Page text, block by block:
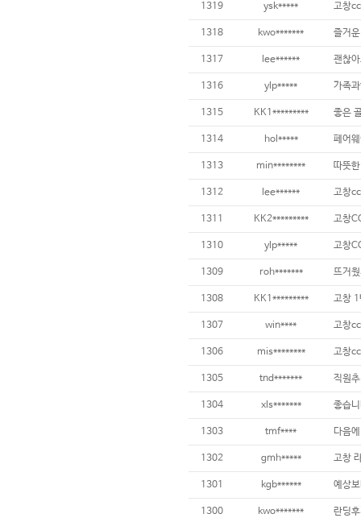
1319 ysk***** 고창
1318 kwo******* 즐거
1317 lee****** 괜찮
1316 ylp*****
1315 KK1********* 좋은
1314 hol***** 페어
1313 min******** 따뜻
1312 lee****** 고창cc
1311 KK2********* 고창
1310 ylp***** 고창
1309 roh******* 뜨거
1308 KK1********* 고창
1307 win**** 고창cc
1306 mis******** 고창
1305 tnd******* 직원
1304 xls******* 좋습
1303 tmf**** 다음
1302 gmh***** 고창
1301 kgb****** 예상
1300 kwo******* 란딩